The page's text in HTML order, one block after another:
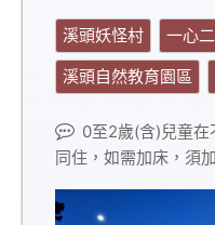
溪頭妖怪村
一心
溪頭自然教育園區
0至2歲(含)兒童
同住，如需加床，須